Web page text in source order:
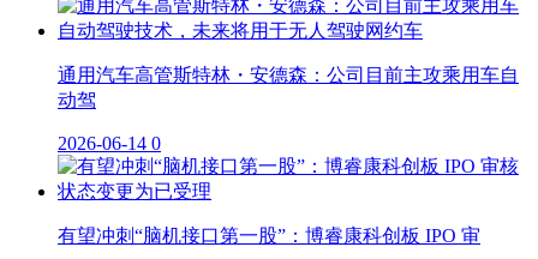
通用汽车高管斯特林・安德森：公司目前主攻乘用车自
动驾
2026-06-14 0
有望冲刺“脑机接口第一股”：博睿康科创板 IPO 审